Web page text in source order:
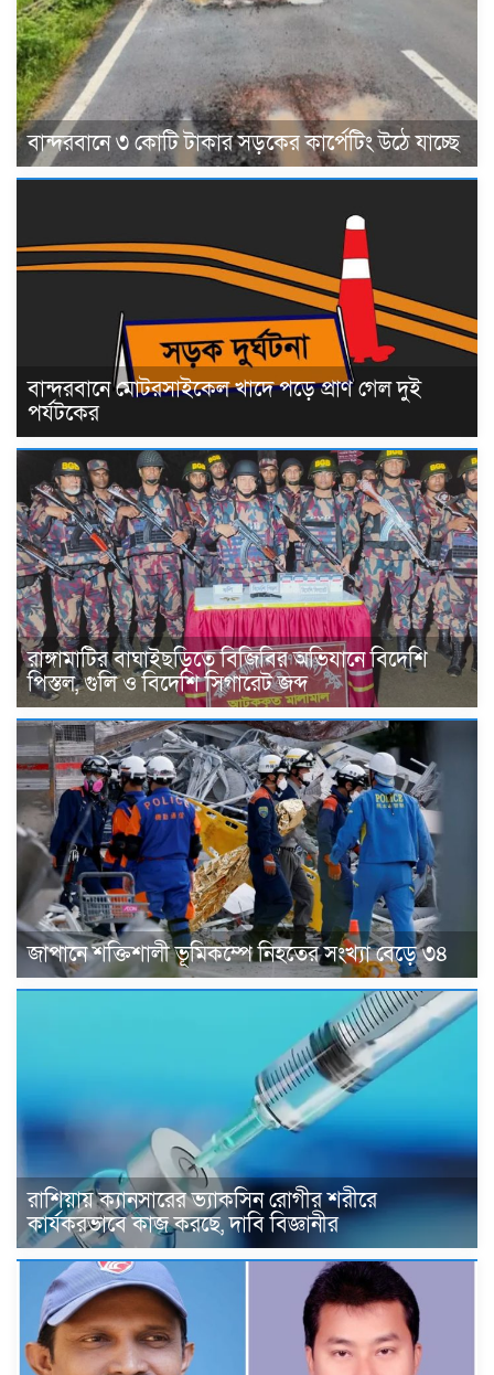
বান্দরবানে ৩ কোটি টাকার সড়কের কার্পেটিং উঠে যাচ্ছে
বান্দরবানে মোটরসাইকেল খাদে পড়ে প্রাণ গেল দুই
পর্যটকের
রাঙ্গামাটির বাঘাইছড়িতে বিজিবির অভিযানে বিদেশি
পিস্তল, গুলি ও বিদেশি সিগারেট জব্দ
জাপানে শক্তিশালী ভূমিকম্পে নিহতের সংখ্যা বেড়ে ৩৪
রাশিয়ায় ক্যানসারের ভ্যাকসিন রোগীর শরীরে
কার্যকরভাবে কাজ করছে, দাবি বিজ্ঞানীর